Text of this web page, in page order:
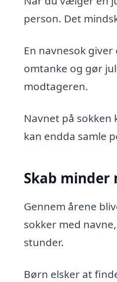
person. Det
En navnesok
omtanke og gør
modtageren.
Navnet på
kan endda samle
Skab minder
Gennem årene
sokker med
stunder.
Børn elsker at